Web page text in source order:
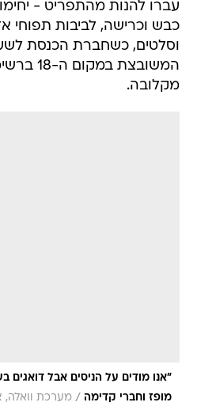
עברו להנות מהתפריט -
כבש וכרישה, לביבות תפוחי
וסלטים, כשחברת הכנסת
המשובצת
מקלובה.
"אנו מודים על הניסים אבל
מופז וחברי קדימה / מערכת וואלה,